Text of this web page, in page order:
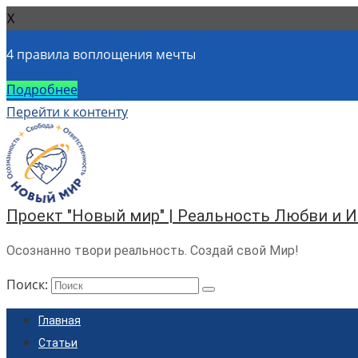
X
4 правила воплощения мечты
Подробнее
Перейти к контенту
Проект "Новый мир" | Реальность Любви и
Осознанно твори реальность. Создай свой Мир!
Поиск:
Главная
Статьи